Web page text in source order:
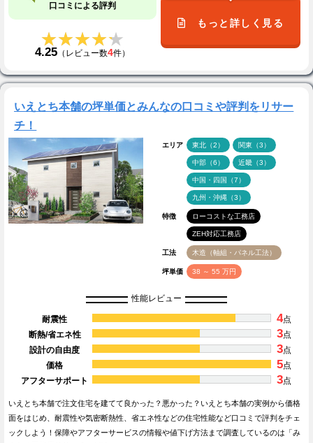
口コミによる評判
★★★★★
★★★★★
4.25 （レビュー数4件）
もっと詳しく見る
いえとち本舗の坪単価とみんなの口コミや評判をリサー
チ！
エリア 東北（2） 関東（3）
中部（6） 近畿（3）
中国・四国（7）
九州・沖縄（3）
特徴 ローコストな工務店
ZEH対応工務店
工法 木造（軸組・パネル工法）
坪単価 38 ～ 55 万円
性能レビュー
耐震性 4点
断熱/省エネ性
3点
設計の自由度
3点
価格
5点
アフターサポート
3点
いえとち本舗で注文住宅を建てて良かった？悪かった？いえとち本舗の実例から価格
面をはじめ、耐震性や気密断熱性、省エネ性などの住宅性能など口コミで評判をチェ
ックしよう！保障やアフターサービスの情報や値下げ方法まで調査しているのは「み